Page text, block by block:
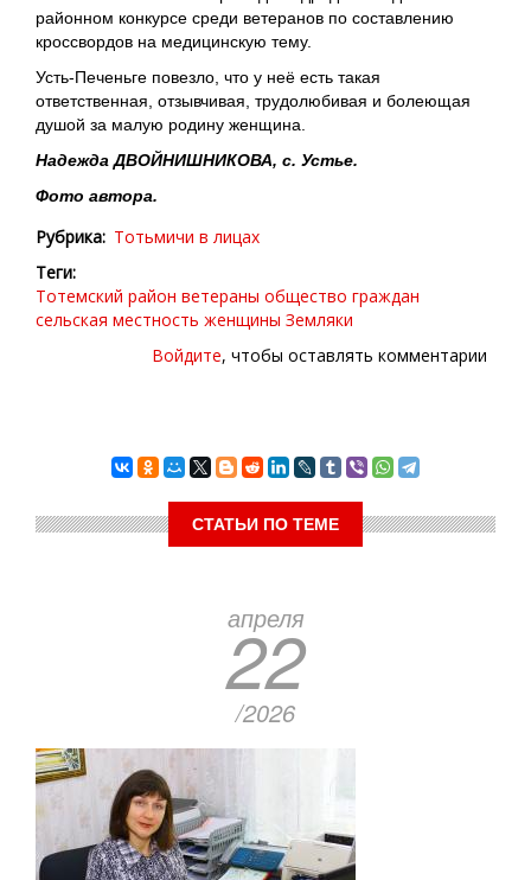
районном конкурсе среди ветеранов по составлению
кроссвордов на медицинскую тему.
Усть-Печеньге повезло, что у неё есть такая
ответственная, отзывчивая, трудолюбивая и болеющая
душой за малую родину женщина.
Надежда ДВОЙНИШНИКОВА, с. Устье.
Фото автора.
Рубрика Тотьмичи в лицах
Теги
Тотемский район ветераны общество граждан
сельская местность женщины Земляки
Войдите, чтобы оставлять комментарии
СТАТЬИ ПО ТЕМЕ
апреля
22
/2026